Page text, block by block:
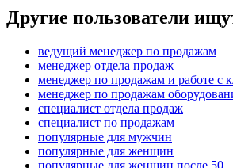
Другие пользователи
ведущий менеджер по продажам
менеджер отдела продаж
менеджер по продажам и работе с
менеджер по продажам
специалист отдела продаж
специалист по продажам
популярные для мужчин
популярные для женщин
популярные для женщин после 50